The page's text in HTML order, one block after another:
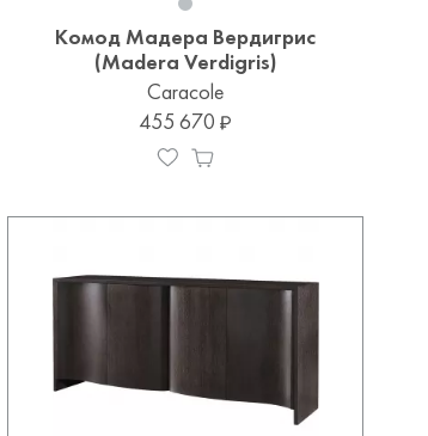
Комод Мадера Вердигрис
(Madera Verdigris)
Caracole
455 670